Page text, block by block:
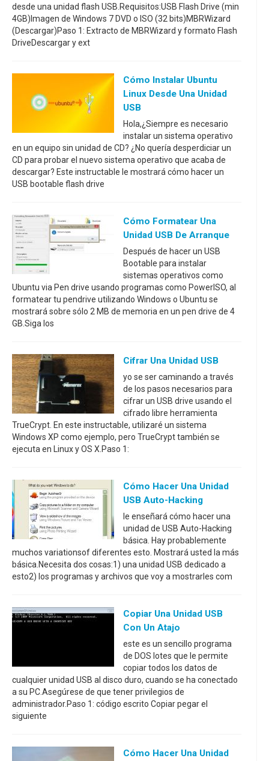
desde una unidad flash USB.Requisitos:USB Flash Drive (min
4GB)Imagen de Windows 7 DVD o ISO (32 bits)MBRWizard
(Descargar)Paso 1: Extracto de MBRWizard y formato Flash
DriveDescargar y ext
Cómo Instalar Ubuntu
Linux Desde Una Unidad
USB
Hola,¿Siempre es necesario
instalar un sistema operativo
en un equipo sin unidad de CD? ¿No quería desperdiciar un
CD para probar el nuevo sistema operativo que acaba de
descargar? Este instructable le mostrará cómo hacer un
USB bootable flash drive
Cómo Formatear Una
Unidad USB De Arranque
Después de hacer un USB
Bootable para instalar
sistemas operativos como
Ubuntu via Pen drive usando programas como PowerISO, al
formatear tu pendrive utilizando Windows o Ubuntu se
mostrará sobre sólo 2 MB de memoria en un pen drive de 4
GB.Siga los
Cifrar Una Unidad USB
yo se ser caminando a través
de los pasos necesarios para
cifrar un USB drive usando el
cifrado libre herramienta
TrueCrypt. En este instructable, utilizaré un sistema
Windows XP como ejemplo, pero TrueCrypt también se
ejecuta en Linux y OS X.Paso 1:
Cómo Hacer Una Unidad
USB Auto-Hacking
le enseñará cómo hacer una
unidad de USB Auto-Hacking
básica. Hay probablemente
muchos variationsof diferentes esto. Mostrará usted la más
básica.Necesita dos cosas:1) una unidad USB dedicado a
esto2) los programas y archivos que voy a mostrarles com
Copiar Una Unidad USB
Con Un Atajo
este es un sencillo programa
de DOS lotes que le permite
copiar todos los datos de
cualquier unidad USB al disco duro, cuando se ha conectado
a su PC.Asegúrese de que tener privilegios de
administrador.Paso 1: código escrito Copiar pegar el
siguiente
Cómo Hacer Una Unidad